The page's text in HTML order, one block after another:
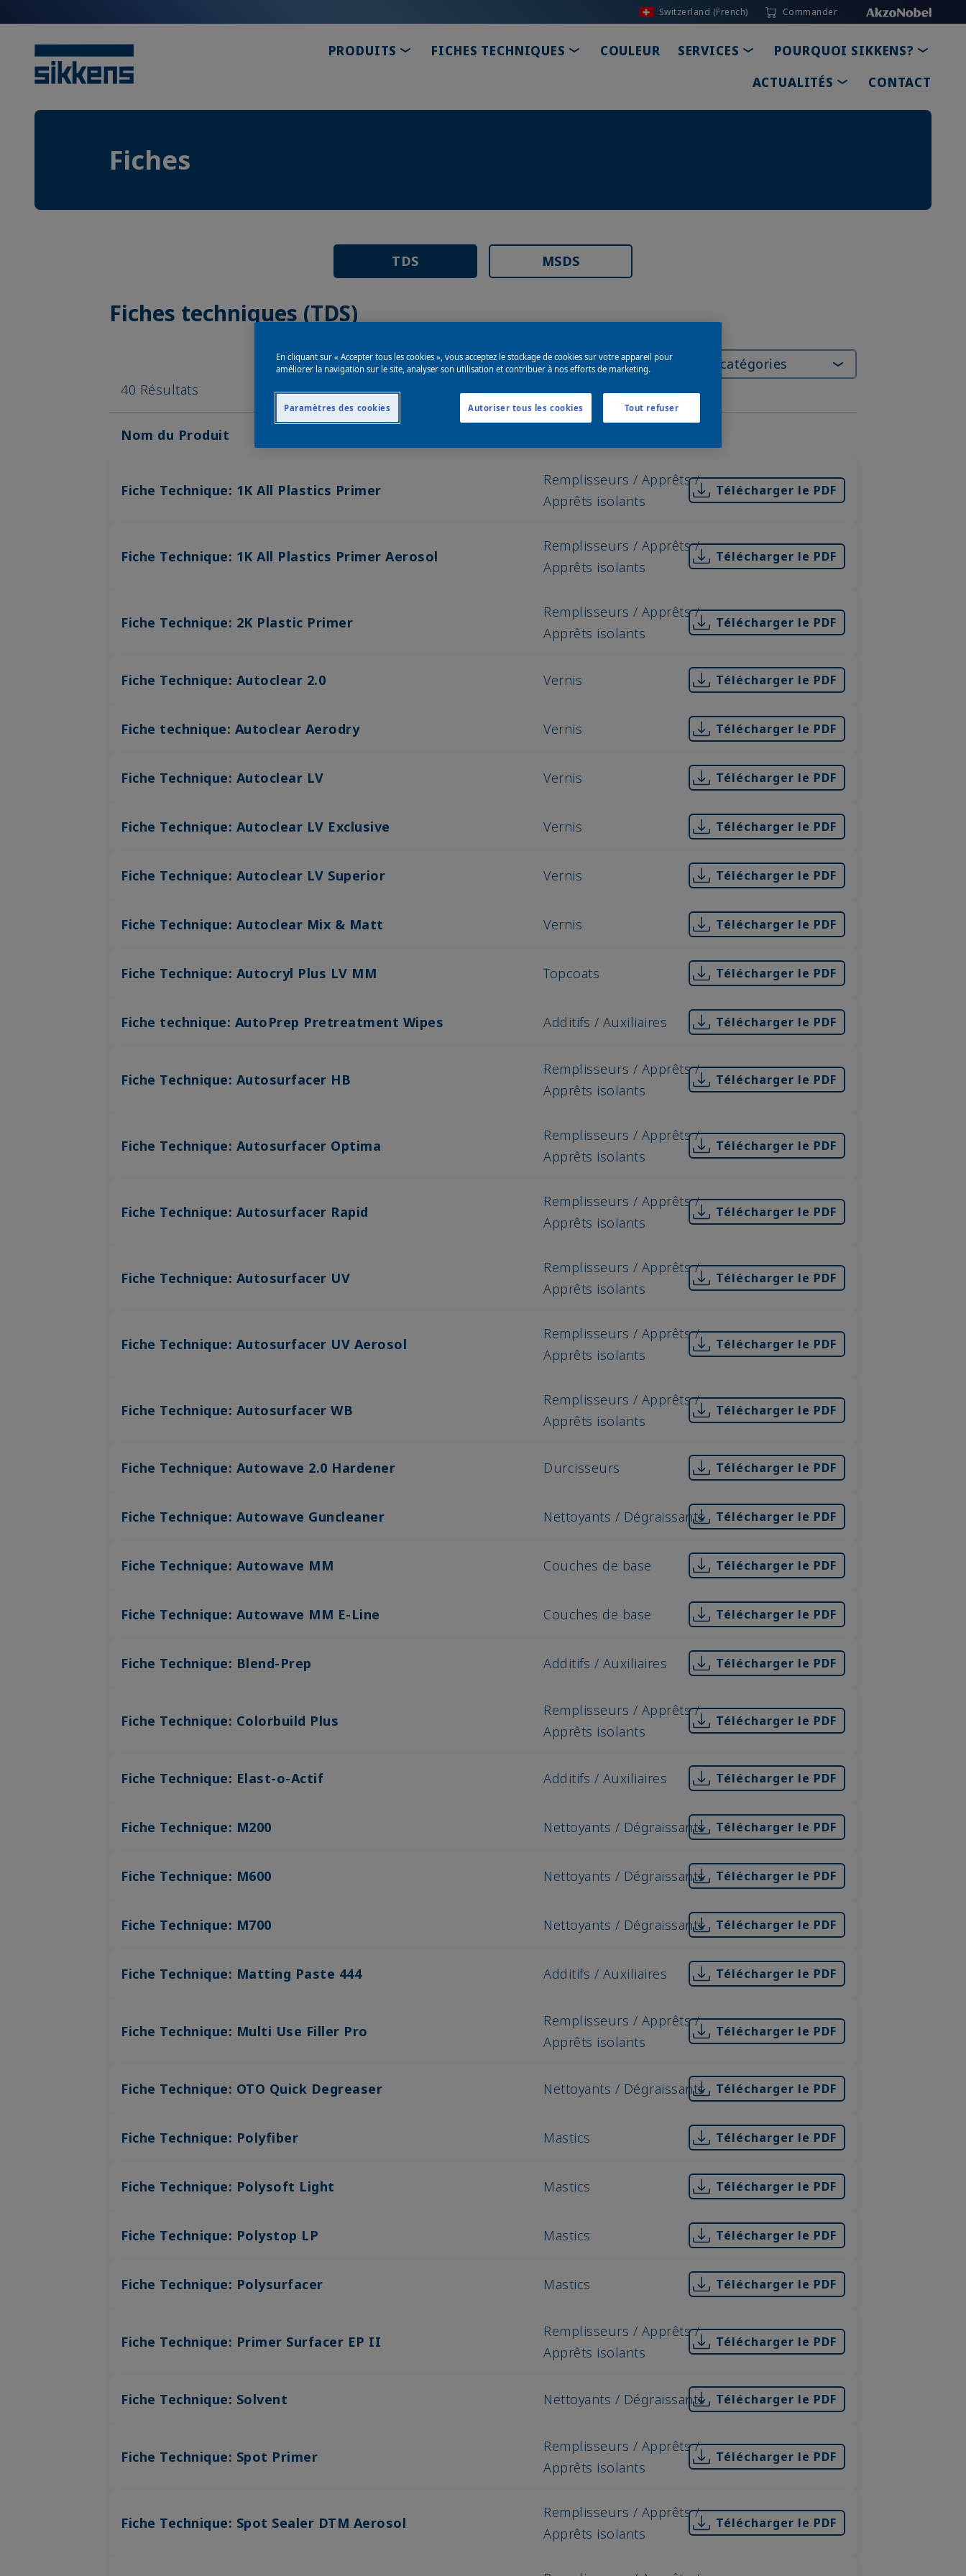
Switzerland (French) Commander
PRODUITS TOGGLE DROPDOWN
FICHES TECHNIQUES TOGGLE DROPDOWN
COULEUR SERVICES TOGGLE DROPDOWN
POURQUOI SIKKENS?
ACTUALITÉS TOGGLECONTACT
Fiches
TDS MSDS
Fiches techniques (TDS)
40 Résultats
Nom du Produit
Fiche Technique: 1K All Plastics Primer
Remplisseurs / Apprêts /
Apprêts isolants
Télécharger le PDF
Fiche Technique: 1K All Plastics Primer Aerosol
Remplisseurs / Apprêts /
Apprêts isolants
Télécharger le PDF
Fiche Technique: 2K Plastic Primer
Remplisseurs / Apprêts /
Apprêts isolants
Télécharger le PDF
Fiche Technique: Autoclear 2.0 Vernis Télécharger le PDF
Fiche technique: Autoclear Aerodry Vernis Télécharger le PDF
Fiche Technique: Autoclear LV Vernis Télécharger le PDF
Fiche Technique: Autoclear LV Exclusive Vernis Télécharger le PDF
Fiche Technique: Autoclear LV Superior Vernis Télécharger le PDF
Fiche Technique: Autoclear Mix & Matt Vernis Télécharger le PDF
Fiche Technique: Autocryl Plus LV MM Topcoats Télécharger le PDF
Fiche technique: AutoPrep Pretreatment Wipes Additifs / Auxiliaires Télécharger le PDF
Fiche Technique: Autosurfacer HB
Remplisseurs / Apprêts /
Apprêts isolants
Télécharger le PDF
Fiche Technique: Autosurfacer Optima
Remplisseurs / Apprêts /
Apprêts isolants
Télécharger le PDF
Fiche Technique: Autosurfacer Rapid
Remplisseurs / Apprêts /
Apprêts isolants
Télécharger le PDF
Fiche Technique: Autosurfacer UV
Remplisseurs / Apprêts /
Apprêts isolants
Télécharger le PDF
Fiche Technique: Autosurfacer UV Aerosol
Remplisseurs / Apprêts /
Apprêts isolants
Télécharger le PDF
Fiche Technique: Autosurfacer WB
Remplisseurs / Apprêts /
Apprêts isolants
Télécharger le PDF
Fiche Technique: Autowave 2.0 Hardener Durcisseurs Télécharger le PDF
Fiche Technique: Autowave Guncleaner Nettoyants / Dégraissants Télécharger le PDF
Fiche Technique: Autowave MM Couches de base Télécharger le PDF
Fiche Technique: Autowave MM E-Line Couches de base Télécharger le PDF
Fiche Technique: Blend-Prep Additifs / Auxiliaires Télécharger le PDF
Fiche Technique: Colorbuild Plus
Remplisseurs / Apprêts /
Apprêts isolants
Télécharger le PDF
Fiche Technique: Elast-o-Actif Additifs / Auxiliaires Télécharger le PDF
Fiche Technique: M200 Nettoyants / Dégraissants Télécharger le PDF
Fiche Technique: M600 Nettoyants / Dégraissants Télécharger le PDF
Fiche Technique: M700 Nettoyants / Dégraissants Télécharger le PDF
Fiche Technique: Matting Paste 444 Additifs / Auxiliaires Télécharger le PDF
Fiche Technique: Multi Use Filler Pro
Remplisseurs / Apprêts /
Apprêts isolants
Télécharger le PDF
Fiche Technique: OTO Quick Degreaser Nettoyants / Dégraissants Télécharger le PDF
Fiche Technique: Polyfiber Mastics Télécharger le PDF
Fiche Technique: Polysoft Light Mastics Télécharger le PDF
Fiche Technique: Polystop LP Mastics Télécharger le PDF
Fiche Technique: Polysurfacer Mastics Télécharger le PDF
Fiche Technique: Primer Surfacer EP II
Remplisseurs / Apprêts /
Apprêts isolants
Télécharger le PDF
Fiche Technique: Solvent Nettoyants / Dégraissants Télécharger le PDF
Fiche Technique: Spot Primer
Remplisseurs / Apprêts /
Apprêts isolants
Télécharger le PDF
Fiche Technique: Spot Sealer DTM Aerosol
Remplisseurs / Apprêts /
Apprêts isolants
Télécharger le PDF
En cliquant sur « Accepter tous les cookies », vous acceptez le stockage de cookies sur votre appareil pour
améliorer la navigation sur le site, analyser son utilisation et contribuer à nos efforts de marketing.
Paramètres des cookies Tout refuser
Autoriser tous les cookies